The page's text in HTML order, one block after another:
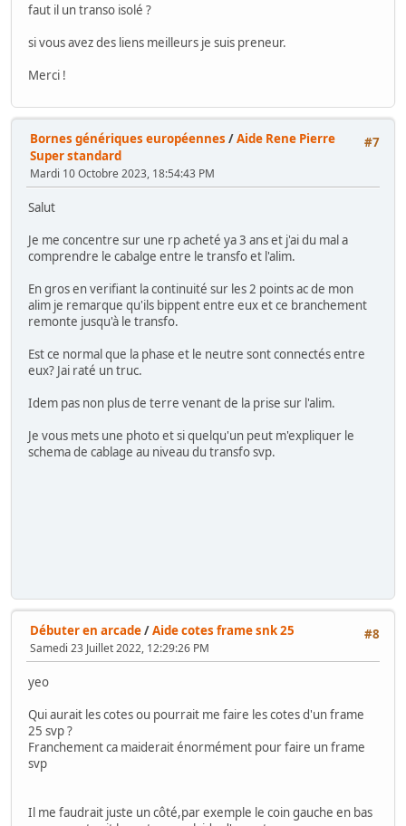
faut il un transo isolé ?
si vous avez des liens meilleurs je suis preneur.
Merci !
#7
Bornes génériques européennes /Aide Rene Pierre
Super standard
Mardi 10 Octobre 2023, 18:54:43 PM
Salut
Je me concentre sur une rp acheté ya 3 ans et j'ai du mal a
comprendre le cabalge entre le transfo et l'alim.
En gros en verifiant la continuité sur les 2 points ac de mon
alim je remarque qu'ils bippent entre eux et ce branchement
remonte jusqu'à le transfo.
Est ce normal que la phase et le neutre sont connectés entre
eux? Jai raté un truc.
Idem pas non plus de terre venant de la prise sur l'alim.
Je vous mets une photo et si quelqu'un peut m'expliquer le
schema de cablage au niveau du transfo svp.
#8
Débuter en arcade/Aide cotes frame snk 25
Samedi 23 Juillet 2022, 12:29:26 PM
yeo
Qui aurait les cotes ou pourrait me faire les cotes d'un frame
25 svp ?
Franchement ca maiderait énormément pour faire un frame
svp
Il me faudrait juste un côté,par exemple le coin gauche en bas